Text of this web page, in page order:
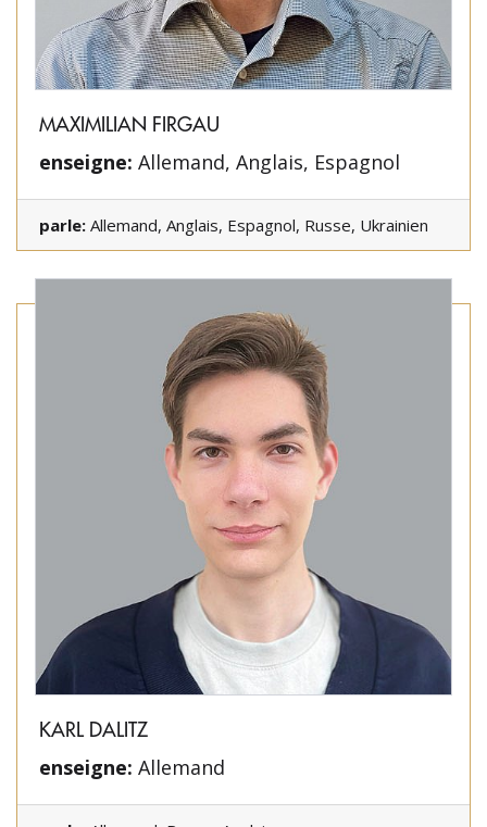
MAXIMILIAN FIRGAU
enseigne: Allemand, Anglais, Espagnol
parle: Allemand, Anglais, Espagnol, Russe, Ukrainien
KARL DALITZ
enseigne: Allemand